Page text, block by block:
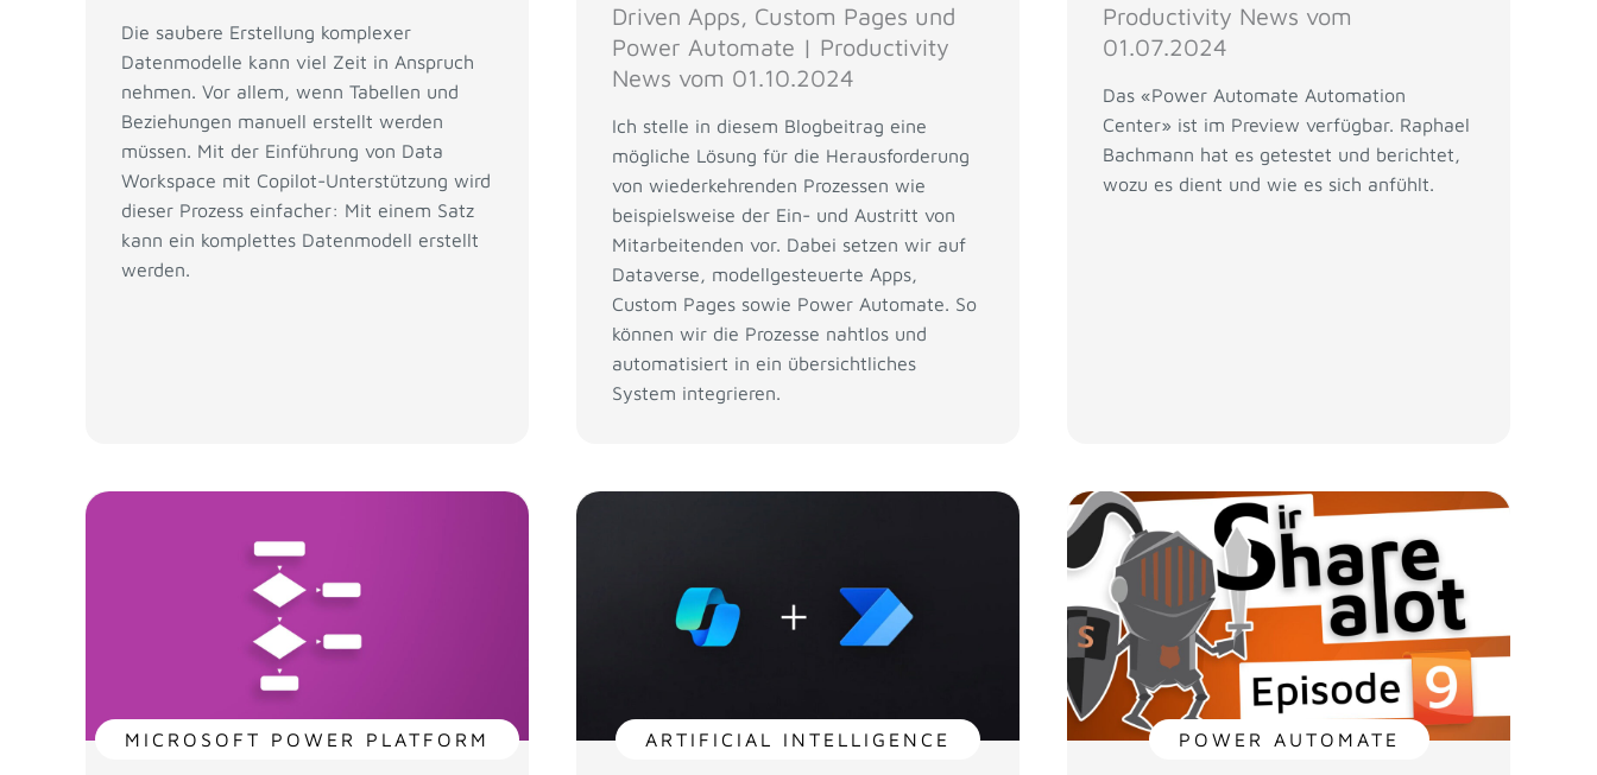
Die saubere Erstellung komplexer
Datenmodelle kann viel Zeit in Anspruch
nehmen. Vor allem, wenn Tabellen und
Beziehungen manuell erstellt werden
müssen. Mit der Einführung von Data
Workspace mit Copilot-Unterstützung wird
dieser Prozess einfacher: Mit einem Satz
kann ein komplettes Datenmodell erstellt
werden.
Driven Apps, Custom Pages und
Power Automate | Productivity
News vom 01.10.2024
Ich stelle in diesem Blogbeitrag eine
mögliche Lösung für die Herausforderung
von wiederkehrenden Prozessen wie
beispielsweise der Ein- und Austritt von
Mitarbeitenden vor. Dabei setzen wir auf
Dataverse, modellgesteuerte Apps,
Custom Pages sowie Power Automate. So
können wir die Prozesse nahtlos und
automatisiert in ein übersichtliches
System integrieren.
Productivity News vom
01.07.2024
Das «Power Automate Automation
Center» ist im Preview verfügbar. Raphael
Bachmann hat es getestet und berichtet,
wozu es dient und wie es sich anfühlt.
MICROSOFT POWER PLATFORM ARTIFICIAL INTELLIGENCE POWER AUTOMATE